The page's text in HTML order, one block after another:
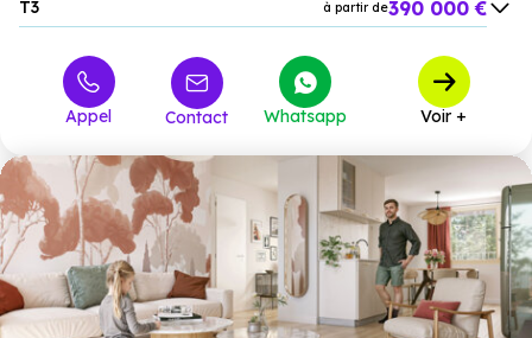
T3 à partir de390 000 €
à partir de 649 000 €
Appel Contact Whatsapp Voir +